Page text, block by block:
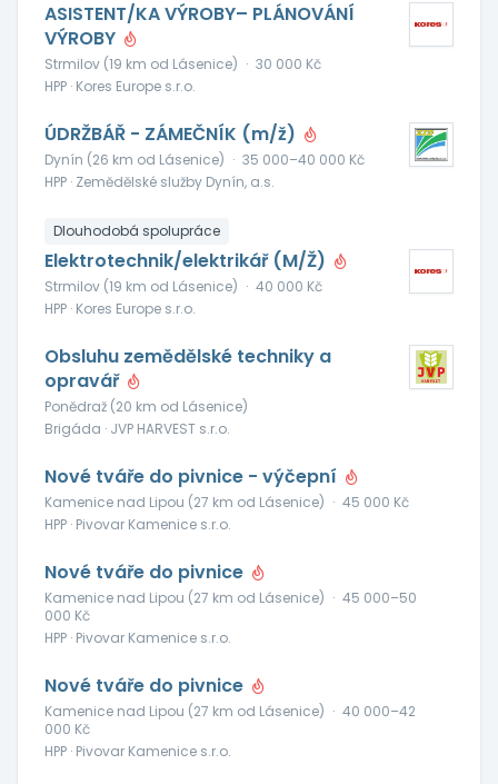
ASISTENT/KA VÝROBY– PLÁNOVÁNÍ
VÝROBY
Strmilov (19 km od Lásenice) · 30 000 Kč
HPP · Kores Europe s.r.o.
ÚDRŽBÁŘ - ZÁMEČNÍK (m/ž)
Dynín (26 km od Lásenice) · 35 000–40 000 Kč
HPP · Zemědělské služby Dynín, a.s.
Dlouhodobá spolupráce
Elektrotechnik/elektrikář (M/Ž)
Strmilov (19 km od Lásenice) · 40 000 Kč
HPP · Kores Europe s.r.o.
Obsluhu zemědělské techniky a
opravář
Ponědraž (20 km od Lásenice)
Brigáda · JVP HARVEST s.r.o.
Nové tváře do pivnice - výčepní
Kamenice nad Lipou (27 km od Lásenice) · 45 000 Kč
HPP · Pivovar Kamenice s.r.o.
Nové tváře do pivnice
Kamenice nad Lipou (27 km od Lásenice) · 45 000–50
000 Kč
HPP · Pivovar Kamenice s.r.o.
Nové tváře do pivnice
Kamenice nad Lipou (27 km od Lásenice) · 40 000–42
000 Kč
HPP · Pivovar Kamenice s.r.o.